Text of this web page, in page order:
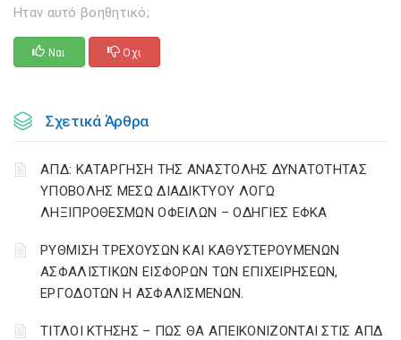
Ηταν αυτό βοηθητικό;
Ναι Οχι
Σχετικά Άρθρα
ΑΠΔ: ΚΑΤΑΡΓΗΣΗ ΤΗΣ ΑΝΑΣΤΟΛΗΣ ΔΥΝΑΤΟΤΗΤΑΣ
ΥΠΟΒΟΛΗΣ ΜΕΣΩ ΔΙΑΔΙΚΤΥΟΥ ΛΟΓΩ
ΛΗΞΙΠΡΟΘΕΣΜΩΝ ΟΦΕΙΛΩΝ – ΟΔΗΓΙΕΣ ΕΦΚΑ
ΡΥΘΜΙΣΗ ΤΡΕΧΟΥΣΩΝ ΚΑΙ ΚΑΘΥΣΤΕΡΟΥΜΕΝΩΝ
ΑΣΦΑΛΙΣΤΙΚΩΝ ΕΙΣΦΟΡΩΝ ΤΩΝ ΕΠΙΧΕΙΡΗΣΕΩΝ,
ΕΡΓΟΔΟΤΩΝ Η ΑΣΦΑΛΙΣΜΕΝΩΝ.
ΤΙΤΛΟΙ ΚΤΗΣΗΣ – ΠΩΣ ΘΑ ΑΠΕΙΚΟΝΙΖΟΝΤΑΙ ΣΤΙΣ ΑΠΔ